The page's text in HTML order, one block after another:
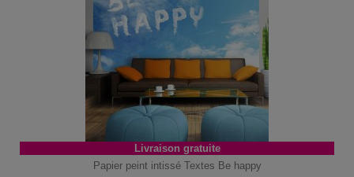
Livraison gratuite
Papier peint intissé Textes Be happy